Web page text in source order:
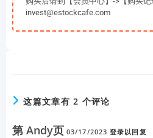
invest@estockcafe.com
这篇文章有 2 个评论
第 Andy页 03/17/2023 登录以回复